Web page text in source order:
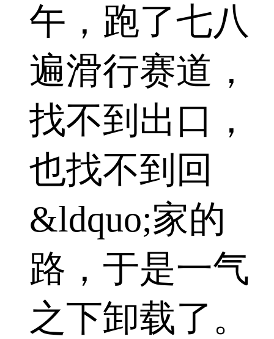
午，跑了七八
遍滑行赛道，
找不到出口，
也找不到回
&ldquo;家的
路，于是一气
之下卸载了。